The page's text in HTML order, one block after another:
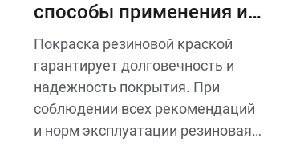
способы применения и
секреты долговечности
покрытия
Покраска резиновой краской
гарантирует долговечность и
надежность покрытия. При
соблюдении всех рекомендаций
и норм эксплуатации резиновая